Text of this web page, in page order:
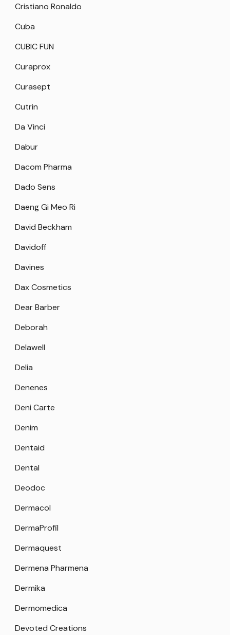
Cristiano Ronaldo
Cuba
CUBIC FUN
Curaprox
Curasept
Cutrin
Da Vinci
Dabur
Dacom Pharma
Dado Sens
Daeng Gi Meo Ri
David Beckham
Davidoff
Davines
Dax Cosmetics
Dear Barber
Deborah
Delawell
Delia
Denenes
Deni Carte
Denim
Dentaid
Dental
Deodoc
Dermacol
DermaProfil
Dermaquest
Dermena Pharmena
Dermika
Dermomedica
Devoted Creations